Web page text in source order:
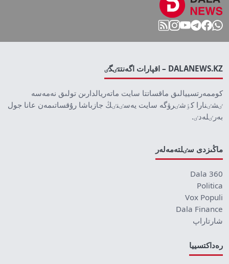
DALANEWS.KZ – اقپارات اگەنتتٸگٸ
كوممەرتسييالىق ماقساتتا سايت ماتەريالدارىن تولىق نەمەسە
ٸشٸنارا كٶشٸرۋگە سايت يەسٸنٸڭ جازباشا رۇقساتىمەن عانا جول
بەرٸلەدٸ.
ماڭىزدى سٸلتەمەلەر
Dala 360
Politica
Vox Populi
Dala Finance
شارتاراپ
رەداكتسييا